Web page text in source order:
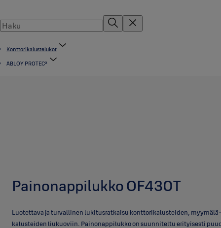
Konttorikalustelukot
ABLOY PROTEC²
Painonappilukko OF430T
Luotettava ja turvallinen lukitusratkaisu konttorikalusteiden,
kalusteiden liukuoviin. Painonappilukko on suunniteltu erityisesti